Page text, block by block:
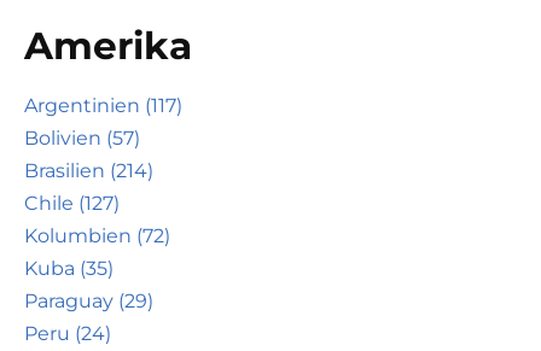
Amerika
Argentinien (117)
Bolivien (57)
Brasilien (214)
Chile (127)
Kolumbien (72)
Kuba (35)
Paraguay (29)
Peru (24)